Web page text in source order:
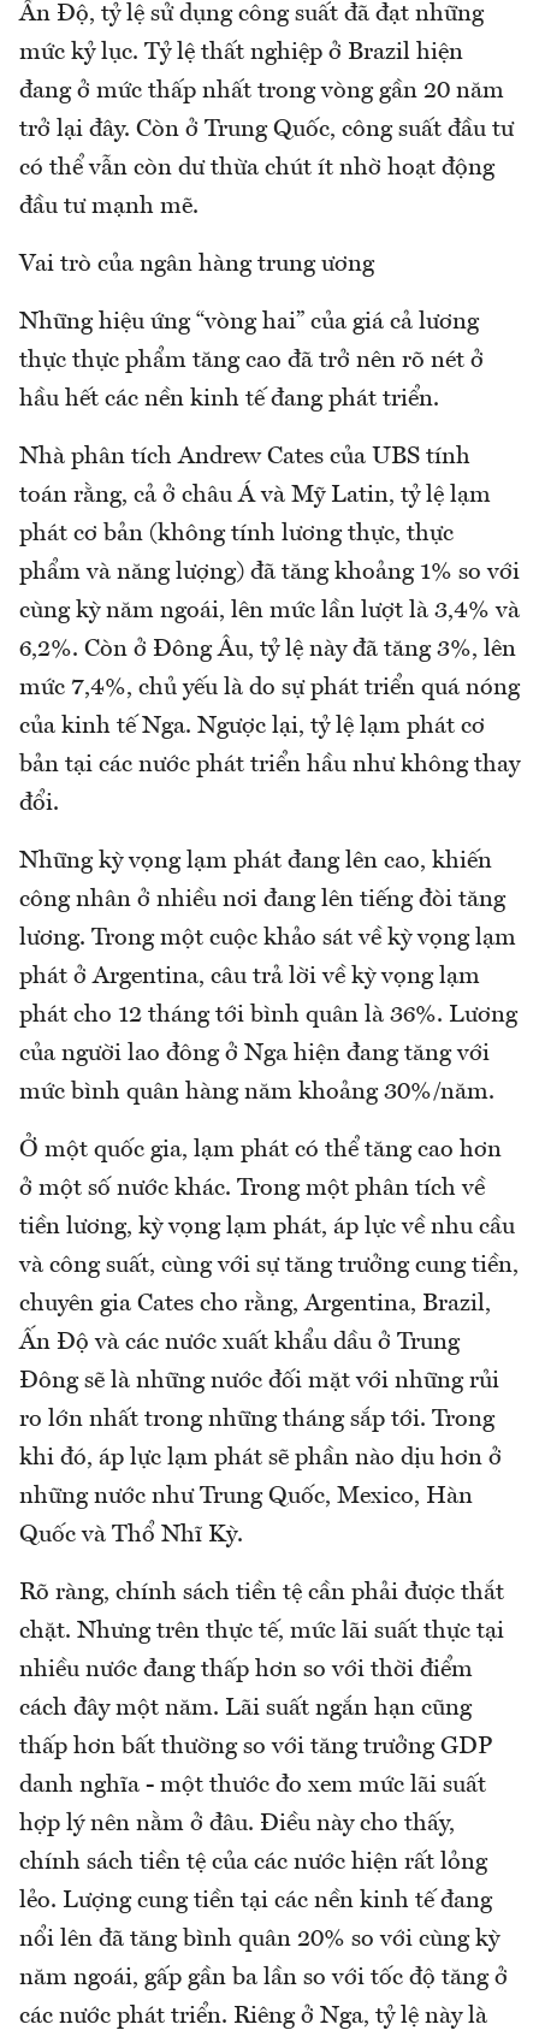
Ấn Độ, tỷ lệ sử dụng công suất đã đạt những
mức kỷ lục. Tỷ lệ thất nghiệp ở Brazil hiện
đang ở mức thấp nhất trong vòng gần 20 năm
trở lại đây. Còn ở Trung Quốc, công suất đầu tư
có thể vẫn còn dư thừa chút ít nhờ hoạt động
đầu tư mạnh mẽ.
Vai trò của ngân hàng trung ương
Những hiệu ứng “vòng hai” của giá cả lương
thực thực phẩm tăng cao đã trở nên rõ nét ở
hầu hết các nền kinh tế đang phát triển.
Nhà phân tích Andrew Cates của UBS tính
toán rằng, cả ở châu Á và Mỹ Latin, tỷ lệ lạm
phát cơ bản (không tính lương thực, thực
phẩm và năng lượng) đã tăng khoảng 1% so với
cùng kỳ năm ngoái, lên mức lần lượt là 3,4% và
6,2%. Còn ở Đông Âu, tỷ lệ này đã tăng 3%, lên
mức 7,4%, chủ yếu là do sự phát triển quá nóng
của kinh tế Nga. Ngược lại, tỷ lệ lạm phát cơ
bản tại các nước phát triển hầu như không thay
đổi.
Những kỳ vọng lạm phát đang lên cao, khiến
công nhân ở nhiều nơi đang lên tiếng đòi tăng
lương. Trong một cuộc khảo sát về kỳ vọng lạm
phát ở Argentina, câu trả lời về kỳ vọng lạm
phát cho 12 tháng tới bình quân là 36%. Lương
của người lao đông ở Nga hiện đang tăng với
mức bình quân hàng năm khoảng 30%/năm.
Ở một quốc gia, lạm phát có thể tăng cao hơn
ở một số nước khác. Trong một phân tích về
tiền lương, kỳ vọng lạm phát, áp lực về nhu cầu
và công suất, cùng với sự tăng trưởng cung tiền,
chuyên gia Cates cho rằng, Argentina, Brazil,
Ấn Độ và các nước xuất khẩu dầu ở Trung
Đông sẽ là những nước đối mặt với những rủi
ro lớn nhất trong những tháng sắp tới. Trong
khi đó, áp lực lạm phát sẽ phần nào dịu hơn ở
những nước như Trung Quốc, Mexico, Hàn
Quốc và Thổ Nhĩ Kỳ.
Rõ ràng, chính sách tiền tệ cần phải được thắt
chặt. Nhưng trên thực tế, mức lãi suất thực tại
nhiều nước đang thấp hơn so với thời điểm
cách đây một năm. Lãi suất ngắn hạn cũng
thấp hơn bất thường so với tăng trưởng GDP
danh nghĩa - một thước đo xem mức lãi suất
hợp lý nên nằm ở đâu. Điều này cho thấy,
chính sách tiền tệ của các nước hiện rất lỏng
lẻo. Lượng cung tiền tại các nền kinh tế đang
nổi lên đã tăng bình quân 20% so với cùng kỳ
năm ngoái, gấp gần ba lần so với tốc độ tăng ở
các nước phát triển. Riêng ở Nga, tỷ lệ này là